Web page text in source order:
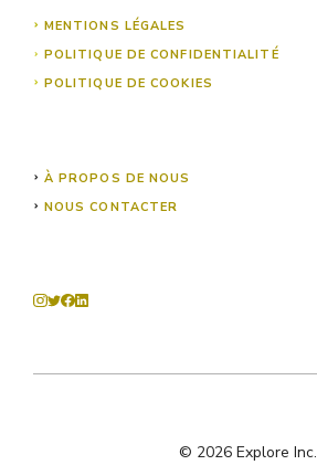
MENTIONS LÉGALES
POLITIQUE DE CONFIDENTIALITÉ
POLITIQUE DE COOKIES
À PROPOS DE NOUS
NOUS CONTACTER
© 2026 Explore Inc.